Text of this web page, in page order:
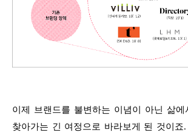
이제 브랜드를 불변하는 이념이 아닌 삶
찾아가는 긴 여정으로 바라보게 된 것이죠.